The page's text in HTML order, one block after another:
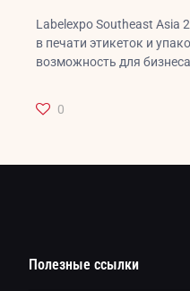
Labelexpo Southeast Asia
в печати этикеток и
возможность для
0
Полезные ссылки